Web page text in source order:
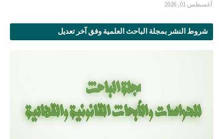
أغسطس 01, 2026
شروط النشر بمجلة الباحث العلمية وفق آخر تعديل